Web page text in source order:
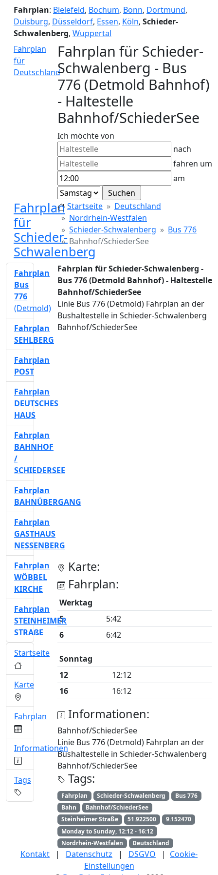
Fahrplan: Bielefeld, Bochum, Bonn, Dortmund,
Duisburg, Düsseldorf, Essen, Köln, Schieder-
Schwalenberg, Wuppertal
Fahrplan
für
Deutschland
Fahrplan für Schieder-
Schwalenberg - Bus
776 (Detmold Bahnhof)
- Haltestelle
Bahnhof/SchiederSee
Ich möchte von
nach
fahren um
am
Fahrplan
für
Schieder-
Schwalenberg
Startseite
Deutschland
Nordrhein-Westfalen
Schieder-Schwalenberg
Bus 776
Bahnhof/SchiederSee
Fahrplan für Schieder-Schwalenberg -
Bus 776 (Detmold Bahnhof) - Haltestelle
Bahnhof/SchiederSee
Linie Bus 776 (Detmold) Fahrplan an der
Bushaltestelle in Schieder-Schwalenberg
Bahnhof/SchiederSee
Karte:
Fahrplan:
Werktag
5
5:42
6
6:42
Sonntag
12
12:12
16
16:12
Informationen:
Bahnhof/SchiederSee
Linie Bus 776 (Detmold) Fahrplan an der
Bushaltestelle in Schieder-Schwalenberg
Bahnhof/SchiederSee
Tags:
Fahrplan Schieder-Schwalenberg
Bus 776
Bahn
Bahnhof/SchiederSee
Steinheimer Straße
51.922500
9.152470
Monday to Sunday, 12:12 - 16:12
Nordrhein-Westfalen
Deutschland
Fahrplan
Bus
776
(Detmold)
Fahrplan
SEHLBERG
Fahrplan
POST
Fahrplan
DEUTSCHES
HAUS
Fahrplan
BAHNHOF
/
SCHIEDERSEE
Fahrplan
BAHNÜBERGANG
Fahrplan
GASTHAUS
NESSENBERG
Fahrplan
WÖBBEL
KIRCHE
Fahrplan
STEINHEIMER
STRAßE
Startseite
Karte
Fahrplan
Informationen
Tags
Kontakt | Datenschutz | DSGVO | Cookie-
Einstellungen